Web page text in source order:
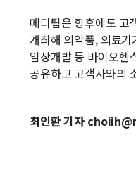
메디팁은 향후에도 고
개최해 의약품, 의료
임상개발 등 바이오헬
공유하고 고객사와의
최인환 기자